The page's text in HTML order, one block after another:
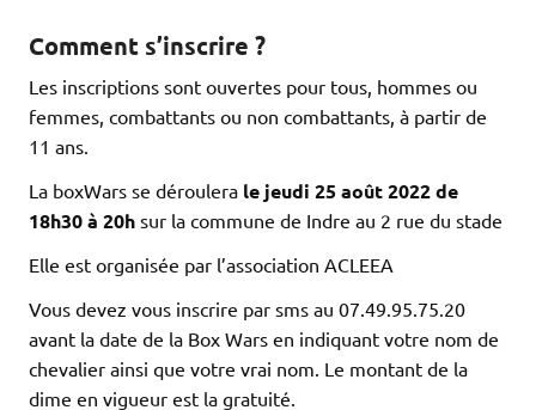
Comment s’inscrire ?
Les inscriptions sont ouvertes pour tous, hommes ou
femmes, combattants ou non combattants, à partir de
11 ans.
La boxWars se déroulera le jeudi 25 août 2022 de
18h30 à 20h sur la commune de Indre au 2 rue du stade
Elle est organisée par l’association ACLEEA
Vous devez vous inscrire par sms au 07.49.95.75.20
avant la date de la Box Wars en indiquant votre nom de
chevalier ainsi que votre vrai nom. Le montant de la
dime en vigueur est la gratuité.